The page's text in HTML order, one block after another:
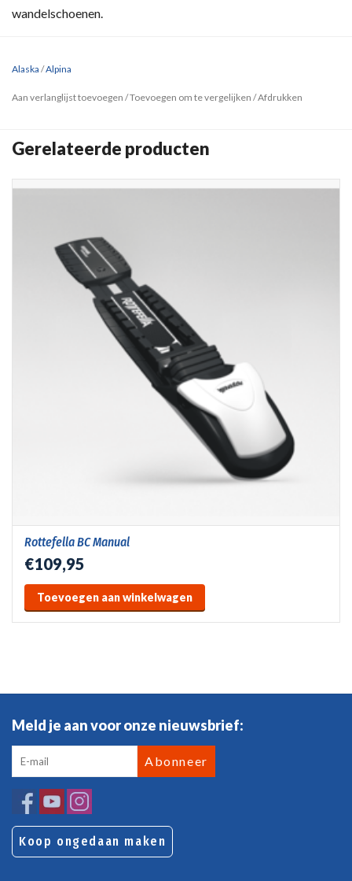
wandelschoenen.
Alaska /Alpina
Aan verlanglijst toevoegen /Toevoegen om te vergelijken /Afdrukken
Gerelateerde producten
Rottefella BC Manual
€109,95
Toevoegen aan winkelwagen
Meld je aan voor onze nieuwsbrief:
Abonneer
Koop ongedaan maken